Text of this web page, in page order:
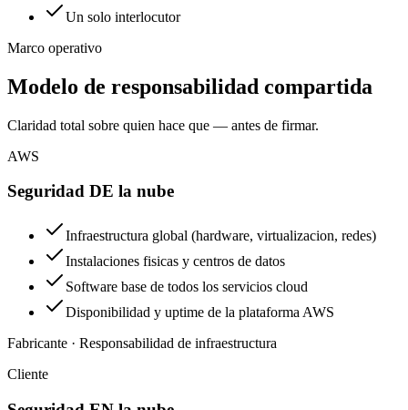
Un solo interlocutor
Marco operativo
Modelo de responsabilidad compartida
Claridad total sobre quien hace que — antes de firmar.
AWS
Seguridad DE la nube
Infraestructura global (hardware, virtualizacion, redes)
Instalaciones fisicas y centros de datos
Software base de todos los servicios cloud
Disponibilidad y uptime de la plataforma AWS
Fabricante · Responsabilidad de infraestructura
Cliente